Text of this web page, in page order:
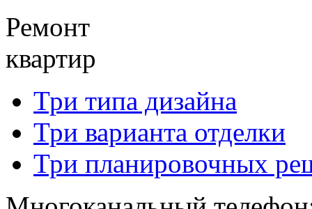
Ремонт
квартир
Три типа дизайна
Три варианта отделки
Три планировочных